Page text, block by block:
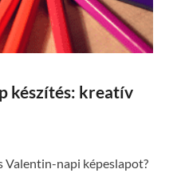
készítés: kreatív
Valentin-napi képeslapot?